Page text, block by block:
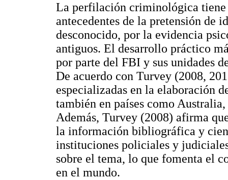
La perfilación criminológica tiene
antecedentes de la pretensión de
desconocido, por la evidencia
antiguos. El desarrollo práctico
por parte del FBI y sus unidades
De acuerdo con Turvey (2008,
especializadas en la elaboración
también en países como
Además, Turvey (2008) afirma
la información bibliográfica y
instituciones policiales y
sobre el tema, lo que fomenta el
en el mundo.